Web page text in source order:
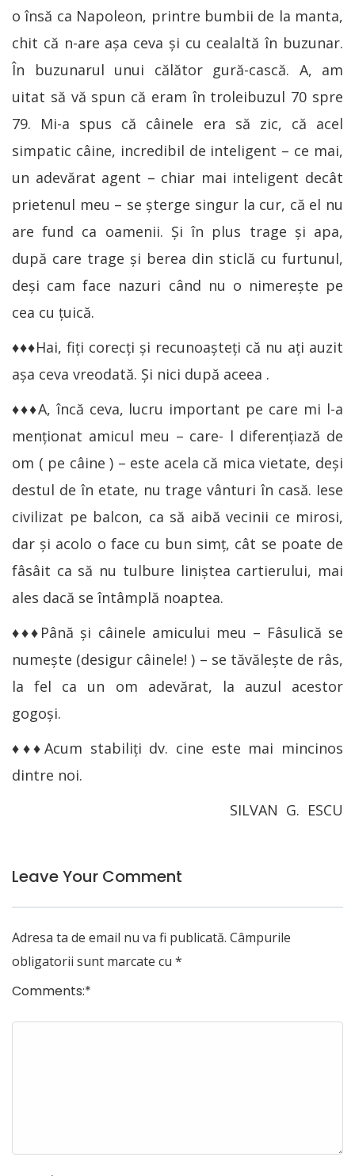
o însă ca Napoleon, printre bumbii de la manta,
chit că n-are aşa ceva şi cu cealaltă în buzunar.
În buzunarul unui călător gură-cască. A, am
uitat să vă spun că eram în troleibuzul 70 spre
79. Mi-a spus că câinele era să zic, că acel
simpatic câine, incredibil de inteligent – ce mai,
un adevărat agent – chiar mai inteligent decât
prietenul meu – se şterge singur la cur, că el nu
are fund ca oamenii. Şi în plus trage şi apa,
după care trage şi berea din sticlă cu furtunul,
deşi cam face nazuri când nu o nimereşte pe
cea cu ţuică.
♦♦♦Hai, fiţi corecţi şi recunoaşteţi că nu aţi auzit
aşa ceva vreodată. Şi nici după aceea .
♦♦♦A, încă ceva, lucru important pe care mi l-a
menţionat amicul meu – care- l diferenţiază de
om ( pe câine ) – este acela că mica vietate, deşi
destul de în etate, nu trage vânturi în casă. Iese
civilizat pe balcon, ca să aibă vecinii ce mirosi,
dar şi acolo o face cu bun simţ, cât se poate de
fâsâit ca să nu tulbure liniştea cartierului, mai
ales dacă se întâmplă noaptea.
♦♦♦Până şi câinele amicului meu – Fâsulică se
numeşte (desigur câinele! ) – se tăvăleşte de râs,
la fel ca un om adevărat, la auzul acestor
gogoşi.
♦♦♦Acum stabiliţi dv. cine este mai mincinos
dintre noi.
SILVAN G. ESCU
Leave Your Comment
Adresa ta de email nu va fi publicată. Câmpurile
obligatorii sunt marcate cu *
Comments:*